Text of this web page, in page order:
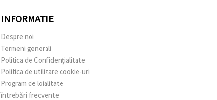
INFORMATIE
Despre noi
Termeni generali
Politica de Confidențialitate
Politica de utilizare cookie-uri
Program de loialitate
întrebări frecvente